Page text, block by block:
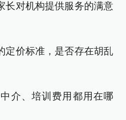
长对机构提供服务的满意
定价标准，是否存在胡乱
介、培训费用都用在哪